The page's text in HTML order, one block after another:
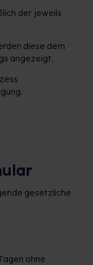
der jeweils
diese dem
angezeigt.
gesetzliche
ohne